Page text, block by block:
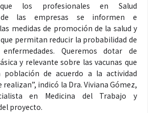
que los profesionales en Salud
de las empresas se informen e
medidas de promoción de la salud y
permitan reducir la probabilidad de
Queremos dotar de
y relevante sobre las vacunas que
de acuerdo a la actividad
realizan”, indicó la Dra. Viviana Gómez,
en Medicina del Trabajo y
proyecto.